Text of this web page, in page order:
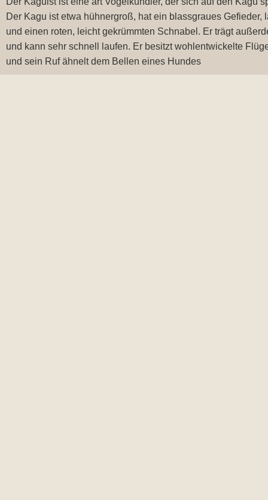
Der Kagu ist etwa hühnergroß, hat ein blassgraues Gefieder,
und einen roten, leicht gekrümmten Schnabel. Er trägt
und kann sehr schnell laufen. Er besitzt wohlentwickelte
und sein Ruf ähnelt dem Bellen eines Hundes